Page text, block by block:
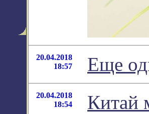
20.04.2018
18:57
Еще
20.04.2018
18:54
Китай